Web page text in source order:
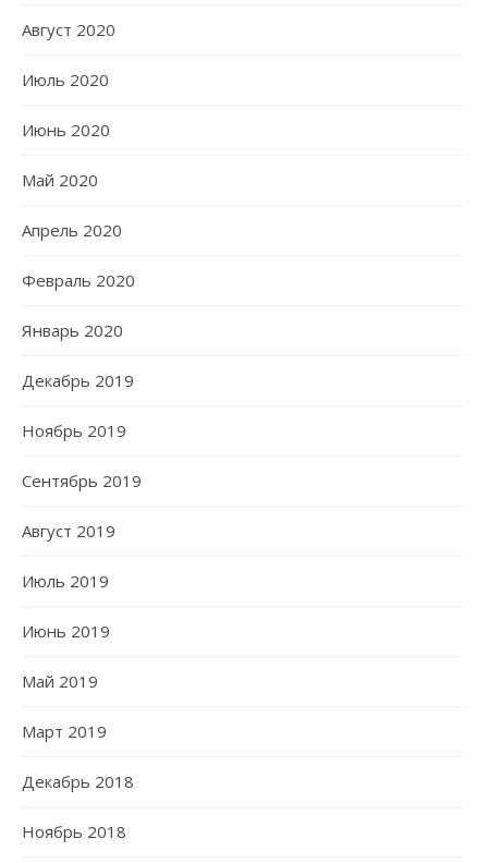
Август 2020
Июль 2020
Июнь 2020
Май 2020
Апрель 2020
Февраль 2020
Январь 2020
Декабрь 2019
Ноябрь 2019
Сентябрь 2019
Август 2019
Июль 2019
Июнь 2019
Май 2019
Март 2019
Декабрь 2018
Ноябрь 2018